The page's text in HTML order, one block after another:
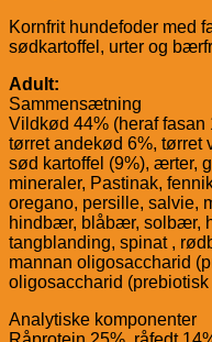
Kornfrit hundefoder med
sødkartoffel, urter og
Adult:
Sammensætning
Vildkød 44% (heraf fasan
tørret andekød 6%, tørret
sød kartoffel (9%), ærter,
mineraler, Pastinak,
oregano, persille, salvie,
hindbær, blåbær, solbær,
tangblanding, spinat ,
mannan oligosaccharid
oligosaccharid
Analytiske komponenter